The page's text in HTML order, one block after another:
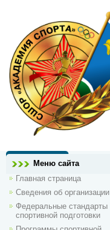
Меню сайта
Главная страница
Сведения об организации
Федеральные стандарты
спортивной подготовки